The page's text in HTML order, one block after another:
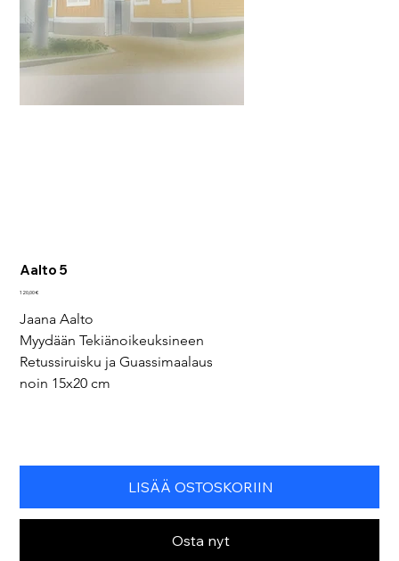
Aalto 5
Hinta
120,00 €
Jaana Aalto
Myydään Tekiänoikeuksineen
Retussiruisku ja Guassimaalaus
noin 15x20 cm
LISÄÄ OSTOSKORIIN
Osta nyt